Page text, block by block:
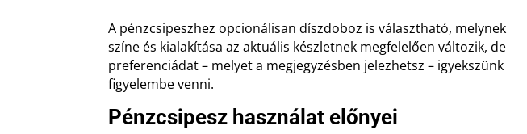
A pénzcsipeszhez opcionálisan díszdoboz is választható, melynek
színe és kialakítása az aktuális készletnek megfelelően változik, de
preferenciádat – melyet a megjegyzésben jelezhetsz – igyekszünk
figyelembe venni.
Pénzcsipesz használat előnyei